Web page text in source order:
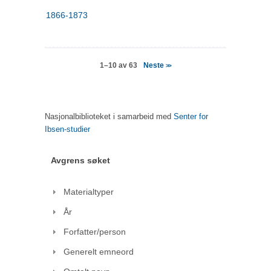
1866-1873
1–10 av 63 Neste>>
Nasjonalbiblioteket i samarbeid med Senter for
Ibsen-studier
Avgrens søket
Materialtyper
År
Forfatter/person
Generelt emneord